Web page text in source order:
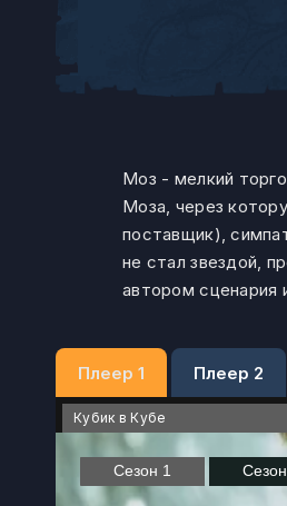
Моз - мелкий
Моза, через
поставщик),
не стал звездой,
автором сценария
Плеер 1 Плеер 2
Кубик в Кубе